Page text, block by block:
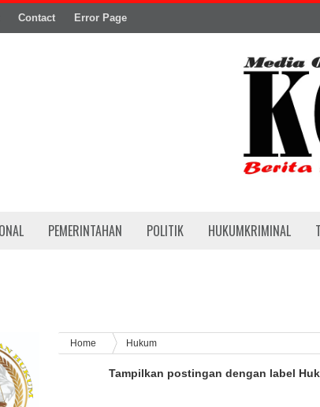
Contact Error Page
PEMERINTAHAN POLITIK HUKUMKRIMINAL
Home Hukum
Tampilkan postingan dengan label